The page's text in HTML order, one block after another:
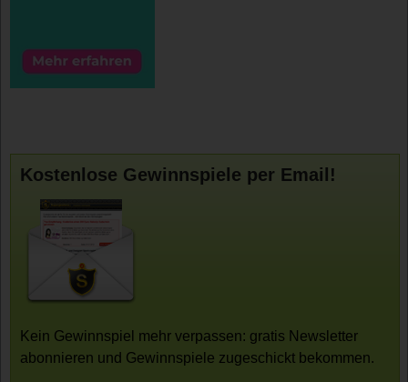
Kostenlose Gewinnspiele per Email!
Kein Gewinnspiel mehr verpassen: gratis Newsletter
abonnieren und Gewinnspiele zugeschickt bekommen.